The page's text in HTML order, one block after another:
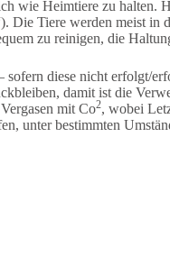
wie Heimtiere zu
Die Tiere werden meist
zu reinigen, die
diese nicht erfolgt/
damit ist die
mit Co2, wobei
unter bestimmten